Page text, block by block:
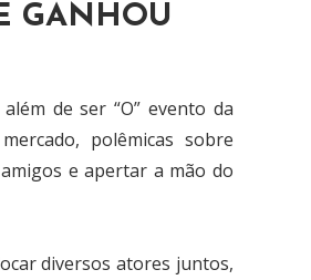
GANHOU
de ser “O” evento da
polêmicas sobre
e apertar a mão do
diversos atores juntos,